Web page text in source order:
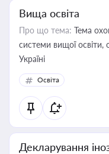
Вища освіта
Про що тема: Тема
системи вищої освіти,
Україні
Освіта
Декларування